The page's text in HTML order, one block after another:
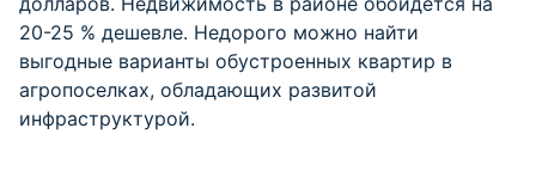
20-25 % дешевле. Недорого можно найти
выгодные варианты обустроенных квартир в
агропоселках, обладающих развитой
инфраструктурой.